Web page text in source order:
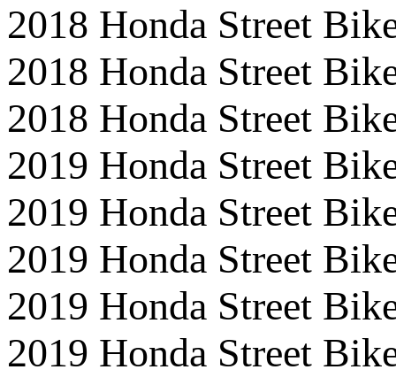
2018 Honda Street
2018 Honda Street
2018 Honda Street
2019 Honda Street
2019 Honda Street
2019 Honda Street
2019 Honda Street
2019 Honda Street